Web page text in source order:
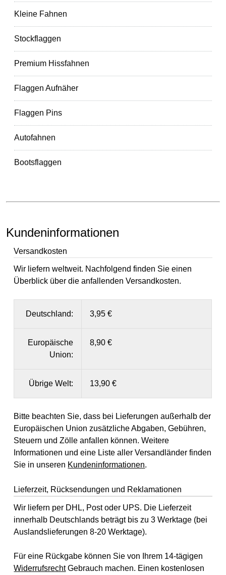
Kleine Fahnen
Stockflaggen
Premium Hissfahnen
Flaggen Aufnäher
Flaggen Pins
Autofahnen
Bootsflaggen
Kundeninformationen
Versandkosten
Wir liefern weltweit. Nachfolgend finden Sie einen
Überblick über die anfallenden Versandkosten.
Deutschland: 3,95 €
Europäische
Union:
8,90 €
Übrige Welt: 13,90 €
Bitte beachten Sie, dass bei Lieferungen außerhalb der
Europäischen Union zusätzliche Abgaben, Gebühren,
Steuern und Zölle anfallen können. Weitere
Informationen und eine Liste aller Versandländer finden
Sie in unseren Kundeninformationen.
Lieferzeit, Rücksendungen und Reklamationen
Wir liefern per DHL, Post oder UPS. Die Lieferzeit
innerhalb Deutschlands beträgt bis zu 3 Werktage (bei
Auslandslieferungen 8-20 Werktage).
Für eine Rückgabe können Sie von Ihrem 14-tägigen
WiderrufsrechtGebrauch machen. Einen kostenlosen